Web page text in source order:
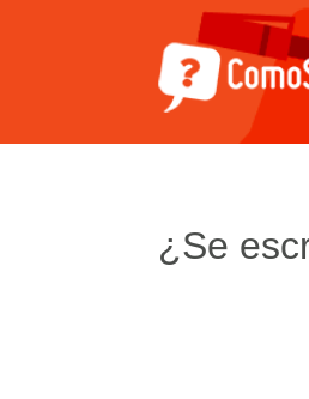
¿Se